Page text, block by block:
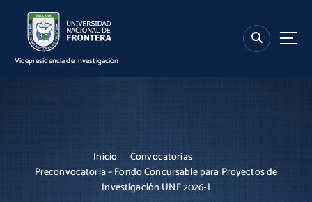
Vicepresidencia de Investigación
Inicio
Convocatorias
Preconvocatoria – Fondo Concursable para Proyectos de
Investigación UNF 2026-I